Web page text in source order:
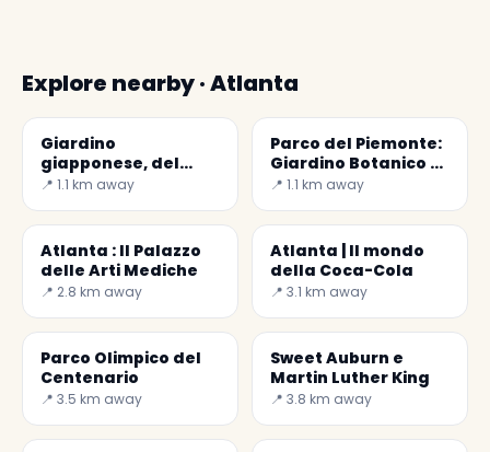
Explore nearby · Atlanta
Giardino
giapponese, del
maestro giardiniere
📍 1.1 km away
Parco del Piemonte:
Giardino Botanico di
Atlanta
📍 1.1 km away
Atlanta : Il Palazzo
delle Arti Mediche
📍 2.8 km away
Atlanta | Il mondo
della Coca-Cola
📍 3.1 km away
Parco Olimpico del
Centenario
📍 3.5 km away
Sweet Auburn e
Martin Luther King
📍 3.8 km away